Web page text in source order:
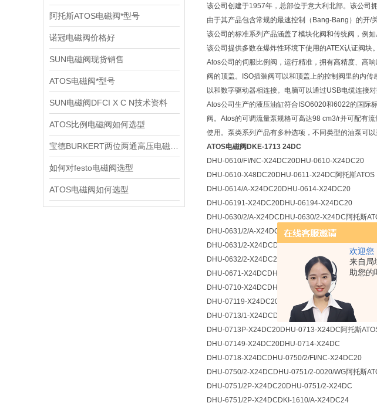
欢迎您
来自局
助您的
阿托斯ATOS电磁阀*型号
诺冠电磁阀价格好
SUN电磁阀现货销售
ATOS电磁阀*型号
SUN电磁阀DFCI X C N技术资料
ATOS比例电磁阀如何选型
如何对festo电磁阀选型
ATOS电磁阀如何选型
该公司创建于1957年，总部位于意大利北部。该公司
由于其产品包含常规的最速控制（Bang-Bang）的开/
该公司的标准系列产品涵盖了模块化阀和传统阀，例如
该公司提供多数在爆炸性环境下使用的ATEX认证阀块
Atos公司的伺服比例阀，运行精准，拥有高精度、高
阀的顶盖。ISO插装阀可以和顶盖上的控制阀里的内
以和数字驱动器相连接。电脑可以通过USB电缆连接
Atos公司生产的液压油缸符合ISO6020和6022的国际
阀。Atos的可调流量泵规格可高达98 cm3/r并可配有
使用。泵类系列产品有多种选项，不同类型的油泵可以
ATOS电磁阀DKE-1713 24DC
DHU-0610/FI/NC-X24DC20DHU-0610-X24DC20
DHU-0610-X48DC20DHU-0611-X24DC阿托斯ATOS
DHU-0614/A-X24DC20DHU-0614-X24DC20
DHU-06191-X24DC20DHU-06194-X24DC20
DHU-0630/2/A-X24DCDHU-0630/2-X24DC阿托斯
DHU-0631/2/A-X24DCDHU-0631/2/FC-X24DC20
DHU-0631/2-X24DCDHU-0632/2/A-X24DC20
DHU-0632/2-X24DC20DHU-0639/C-X24DC20
DHU-0671-X24DCDHU-0710/L1-X24DC20阿托斯
DHU-0710-X24DCDHU-0711/WP-X24DC20
DHU-07119-X24DC20DHU-0711-X24DC
DHU-0713/1-X24DCDHU-0713/WP-X24DC20
DHU-0713P-X24DC20DHU-0713-X24DC阿托斯
DHU-07149-X24DC20DHU-0714-X24DC
DHU-0718-X24DCDHU-0750/2/FI/NC-X24DC20
DHU-0750/2-X24DCDHU-0751/2-0020/WG阿托斯
DHU-0751/2P-X24DC20DHU-0751/2-X24DC
DHU-6751/2P-X24DCDKI-1610/A-X24DC24